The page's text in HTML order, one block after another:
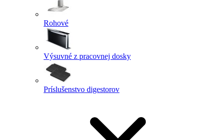
Rohové
Výsuvné z pracovnej dosky
Príslušenstvo digestorov